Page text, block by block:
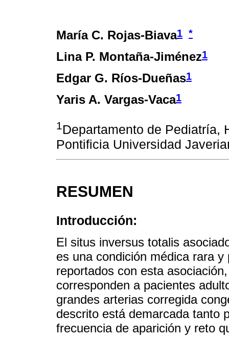
María C. Rojas-Biava1 *
Lina P. Montaña-Jiménez1
Edgar G. Ríos-Dueñas1
Yaris A. Vargas-Vaca1
1Departamento de Pediatría,
Pontificia Universidad
RESUMEN
Introducción:
El situs inversus totalis
es una condición médica rara
reportados con esta
corresponden a pacientes
grandes arterias corregida
descrito está demarcada tanto
frecuencia de aparición y reto